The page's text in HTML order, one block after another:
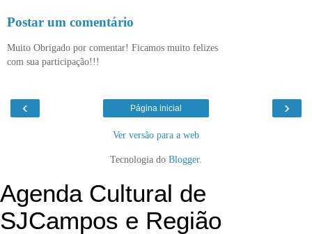
Postar um comentário
Muito Obrigado por comentar! Ficamos muito felizes
com sua participação!!!
‹ ›
Página inicial
Ver versão para a web
Tecnologia do Blogger.
Agenda Cultural de
SJCampos e Região